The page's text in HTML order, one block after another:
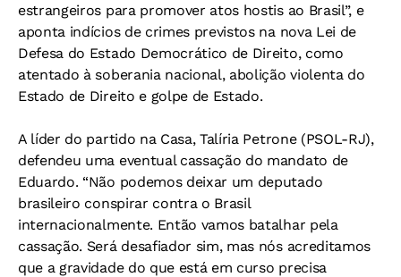
estrangeiros para promover atos hostis ao Brasil”, e
aponta indícios de crimes previstos na nova Lei de
Defesa do Estado Democrático de Direito, como
atentado à soberania nacional, abolição violenta do
Estado de Direito e golpe de Estado.
A líder do partido na Casa, Talíria Petrone (PSOL-RJ),
defendeu uma eventual cassação do mandato de
Eduardo. “Não podemos deixar um deputado
brasileiro conspirar contra o Brasil
internacionalmente. Então vamos batalhar pela
cassação. Será desafiador sim, mas nós acreditamos
que a gravidade do que está em curso precisa